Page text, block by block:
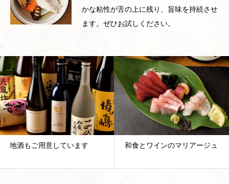
かな粘性が舌の上に残り、旨味を持続させ
ます。ぜひお試しください。
ます 和食とワインのマリアージュ
新時代のスタート